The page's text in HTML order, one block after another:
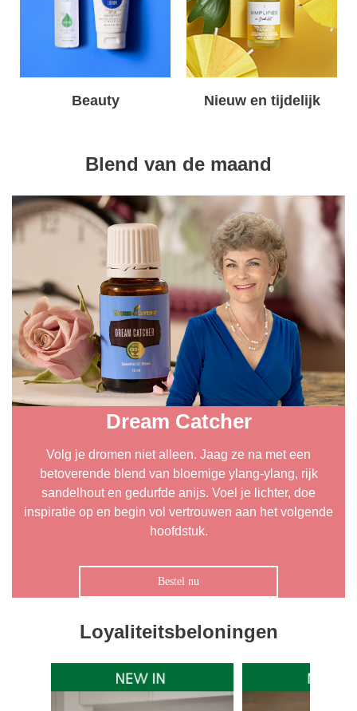
Beauty Nieuw en tijdelijk
Blend van de maand
Dream Catcher
Volg je dromen niet alleen. Jaag ze na met een
betoverende blend van bloemige ylang-ylang, rijk
sandelhout en gedurfde anijs. Voel je lichter, doe
inspiratie op en begin vol vertrouwen aan het volgende
hoofdstuk.
Bestel nu
Loyaliteitsbeloningen